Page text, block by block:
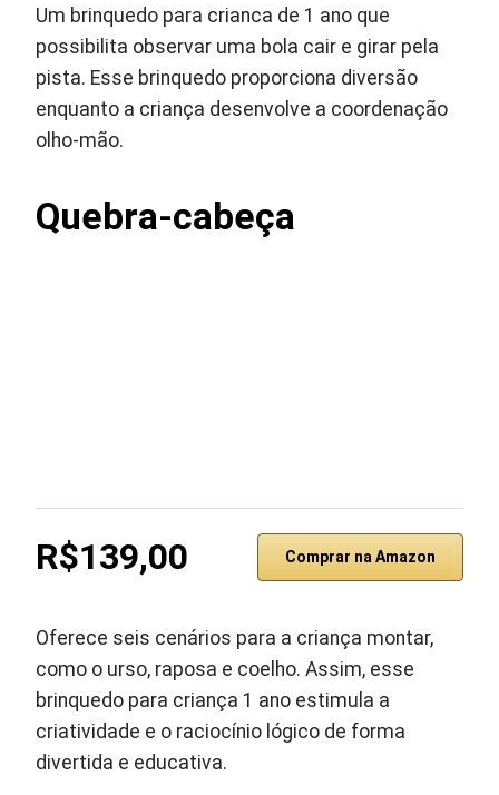
Um brinquedo para crianca de 1 ano que
possibilita observar uma bola cair e girar pela
pista. Esse brinquedo proporciona diversão
enquanto a criança desenvolve a coordenação
olho-mão.
Quebra-cabeça
R$139,00 Comprar na Amazon
Oferece seis cenários para a criança montar,
como o urso, raposa e coelho. Assim, esse
brinquedo para criança 1 ano estimula a
criatividade e o raciocínio lógico de forma
divertida e educativa.